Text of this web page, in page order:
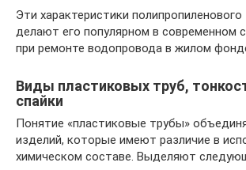
Эти характеристики
делают его популярном в современном
при ремонте водопровода в жилом
Виды пластиковых труб,
спайки
Понятие «пластиковые трубы»
изделий, которые имеют различие в
химическом составе. Выделяют